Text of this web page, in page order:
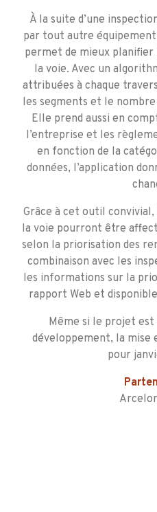
À la suite d’une
par tout autre équipement
permet de mieux planifier
la voie. Avec un
attribuées à chaque
les segments et le
Elle prend aussi en
l’entreprise et les
en fonction de la
données, l’application
Grâce à cet outil convivial,
la voie pourront être
selon la priorisation des
combinaison avec les
les informations sur la
rapport Web et
Même si le projet
développement, la mise
pour